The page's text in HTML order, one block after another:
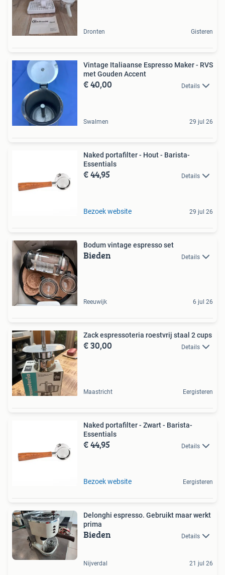
Dronten Gisteren
Vintage Italiaanse Espresso Maker - RVS
met Gouden Accent
€ 40,00 Details
Swalmen 29 jul 26
Naked portafilter - Hout - Barista-
Essentials
€ 44,95 Details
Bezoek website 29 jul 26
Bodum vintage espresso set
Bieden Details
Reeuwijk 6 jul 26
Zack espressoteria roestvrij staal 2 cups
€ 30,00 Details
Maastricht Eergisteren
Naked portafilter - Zwart - Barista-
Essentials
€ 44,95 Details
Bezoek website Eergisteren
Delonghi espresso. Gebruikt maar werkt
prima
Bieden Details
Nijverdal 21 jul 26